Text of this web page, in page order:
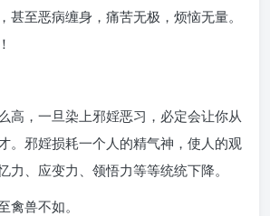
甚至恶病缠身，痛苦无极，烦恼无量。
高，一旦染上邪婬恶习，必定会让你从
。邪婬损耗一个人的精气神，使人的观
力、应变力、领悟力等等统统下降。
禽兽不如。